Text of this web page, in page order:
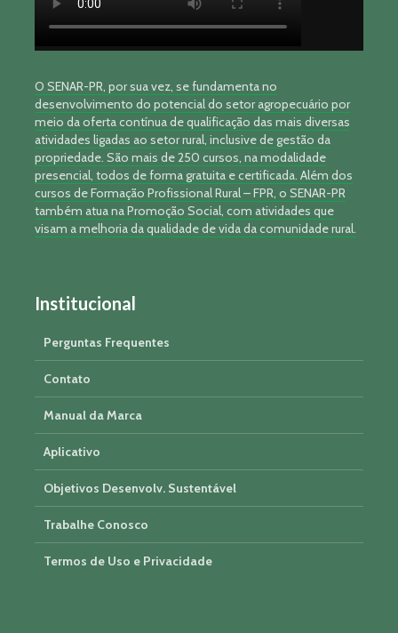
O SENAR-PR, por sua vez, se fundamenta no
desenvolvimento do potencial do setor agropecuário por
meio da oferta contínua de qualificação das mais diversas
atividades ligadas ao setor rural, inclusive de gestão da
propriedade. São mais de 250 cursos, na modalidade
presencial, todos de forma gratuita e certificada. Além dos
cursos de Formação Profissional Rural – FPR, o SENAR-PR
também atua na Promoção Social, com atividades que
visam a melhoria da qualidade de vida da comunidade rural.
Institucional
Perguntas Frequentes
Contato
Manual da Marca
Aplicativo
Objetivos Desenvolv. Sustentável
Trabalhe Conosco
Termos de Uso e Privacidade